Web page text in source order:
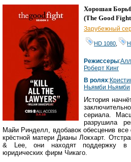
Хорошая
(The Good Fight
Зарубежный
HD 1080
Режиссеры:
Роберт Кинг
В ролях:
Ньямби Ньямби
История
сериала.
разрушила
Майи Ринделл, вдобавок обесценив
крёстной матери Дианы Локхарт.
& Lee, они находят поддержку в
юридических фирм Чикаго.